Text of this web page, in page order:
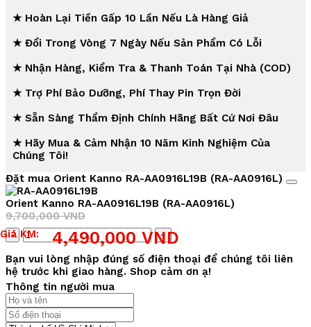
★ Hoàn Lại Tiền Gấp 10 Lần Nếu Là Hàng Giả
★ Đổi Trong Vòng 7 Ngày Nếu Sản Phẩm Có Lỗi
★ Nhận Hàng, Kiểm Tra & Thanh Toán Tại Nhà (COD)
★ Trợ Phí Bảo Dưỡng, Phí Thay Pin Trọn Đời
★ Sẵn Sàng Thẩm Định Chính Hãng Bất Cứ Nơi Đâu
★ Hãy Mua & Cảm Nhận 10 Năm Kinh Nghiệm Của
Chúng Tôi!
Đặt mua Orient Kanno RA-AA0916L19B (RA-AA0916L)
Orient Kanno RA-AA0916L19B (RA-AA0916L)
9,700,000VND
Giá
gốc
là:
9,700,000 VND.
4,490,000VND
Giá
hiện
tại
là:
4,490,000 VND.
Giá KM:
Số
lượng
Bạn vui lòng nhập đúng số điện thoại để chúng tôi liên
hệ trước khi giao hàng. Shop cảm ơn ạ!
Thông tin người mua